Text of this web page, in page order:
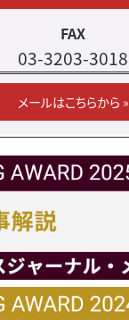
FAX
03-3203-3018
メールはこちらから »